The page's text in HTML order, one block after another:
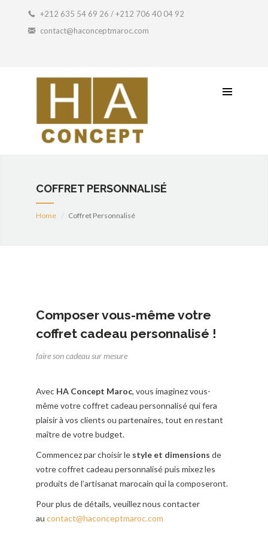
Coffret Artisanal
+212 635 54 69 26 / +212 706 40 04 92
contact@haconceptmaroc.com
COFFRET PERSONNALISÉ
Home Coffret Personnalisé
Composer vous-même votre
coffret cadeau personnalisé !
faire son cadeau sur mesure
Avec HA Concept Maroc, vous imaginez vous-
même votre coffret cadeau personnalisé qui fera
plaisir à vos clients ou partenaires, tout en restant
maître de votre budget.
Commencez par choisir le style et dimensions de
votre coffret cadeau personnalisé puis mixez les
produits de l’artisanat marocain qui la composeront.
Pour plus de détails, veuillez nous contacter
au contact@haconceptmaroc.com
Coffret Pack Royal